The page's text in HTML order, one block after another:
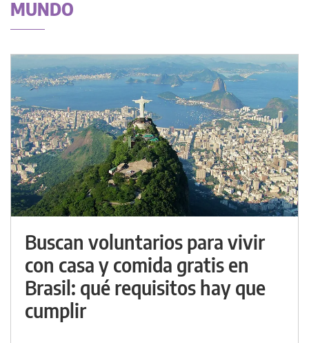
MUNDO
Buscan voluntarios para vivir
con casa y comida gratis en
Brasil: qué requisitos hay que
cumplir